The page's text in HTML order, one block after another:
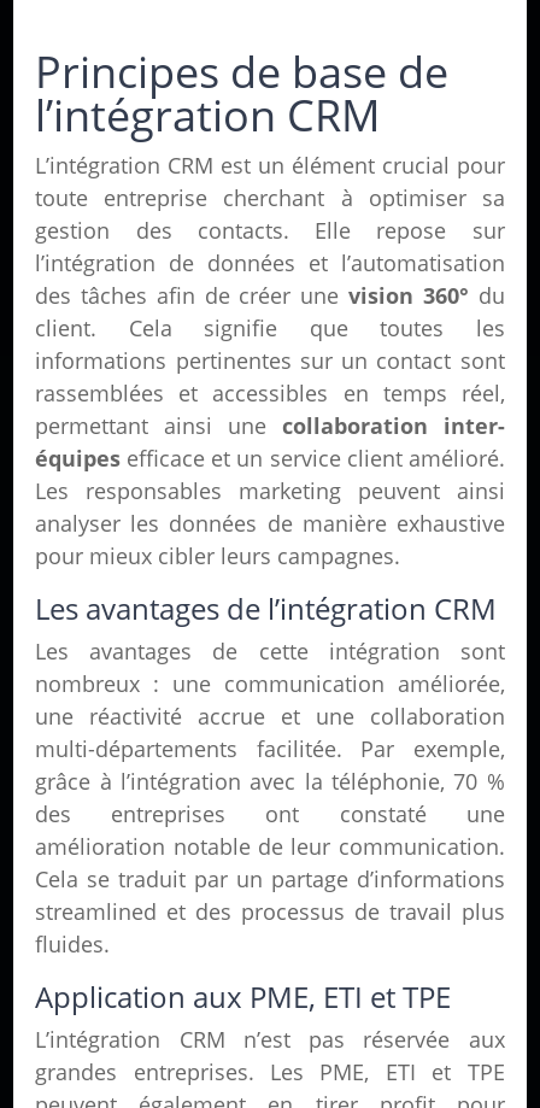
Principes de base de
l’intégration CRM
L’intégration CRM est un élément crucial pour
toute entreprise cherchant à optimiser sa
gestion des contacts. Elle repose sur
l’intégration de données et l’automatisation
des tâches afin de créer unevision 360° du
client. Cela signifie que toutes les
informations pertinentes sur un contact sont
rassemblées et accessibles en temps réel,
permettant ainsi une collaboration inter-
équipes efficace et un service client amélioré.
Les responsables marketing peuvent ainsi
analyser les données de manière exhaustive
pour mieux cibler leurs campagnes.
Les avantages de l’intégration CRM
Les avantages de cette intégration sont
nombreux : une communication améliorée,
une réactivité accrue et une collaboration
multi-départements facilitée. Par exemple,
grâce à l’intégration avec la téléphonie, 70 %
des entreprises ont constaté une
amélioration notable de leur communication.
Cela se traduit par un partage d’informations
streamlined et des processus de travail plus
fluides.
Application aux PME, ETI et TPE
L’intégration CRM n’est pas réservée aux
grandes entreprises. Les PME, ETI et TPE